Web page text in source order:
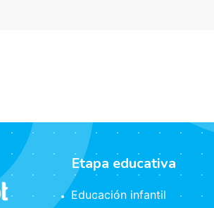
Etapa educativa
Educación infantil